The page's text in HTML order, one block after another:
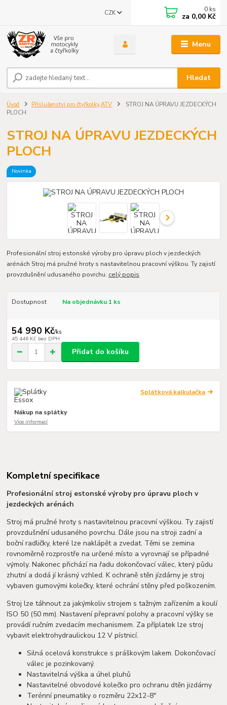
Menu
CZK
Hledat
0 ks
za 0,00 Kč
Úvod Příslušenství pro čtyřkolky,ATV
STROJ NA ÚPRAVU JEZDECKÝCH
PLOCH
STROJ NA ÚPRAVU JEZDECKÝCH
PLOCH
Novinka
Profesionální stroj estonské výroby pro úpravu ploch v jezdeckých
arénách Stroj má pružné hroty s nastavitelnou pracovní výškou. Ty zajistí
provzdušnění udusaného povrchu. celý popis
Dostupnost Na objednávku 1 ks
54 990 Kč/ks
45 446 Kč bez DPH
Přidat do košíku
Splátková kalkulačka
Nákup na splátky
Více informací
Kompletní specifikace
Profesionální stroj estonské výroby pro úpravu ploch v
jezdeckých arénách
Stroj má pružné hroty s nastavitelnou pracovní výškou. Ty zajistí
provzdušnění udusaného povrchu. Dále jsou na stroji zadní a
boční radličky, které lze naklápět a zvedat. Těmi se zemina
rovnoměrně rozprostře na určené místo a vyrovnají se případné
výmoly. Nakonec přichází na řadu dokončovací válec, který půdu
zhutní a dodá jí krásný vzhled. K ochraně stěn jízdárny je stroj
vybaven gumovými kolečky, které ochrání stěny před poškozením.
Stroj lze táhnout za jakýmkoliv strojem s tažným zařízením a koulí
ISO 50 (50 mm). Nastavení přepravní polohy a pracovní výšky se
provádí ručním zvedacím mechanismem. Za příplatek lze stroj
vybavit elektrohydraulickou 12 V pístnicí.
Silná ocelová konstrukce s práškovým lakem. Dokončovací
válec je pozinkovaný.
Nastavitelná výška a úhel pluhů
Nastavitelné obvodové kolečko pro ochranu dtěn jizdárny
Terénní pneumatiky o rozměru 22x12-8"